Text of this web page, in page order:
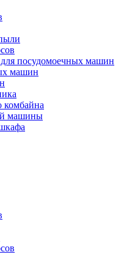
посудомоечных машин
машин
комбайна
машины